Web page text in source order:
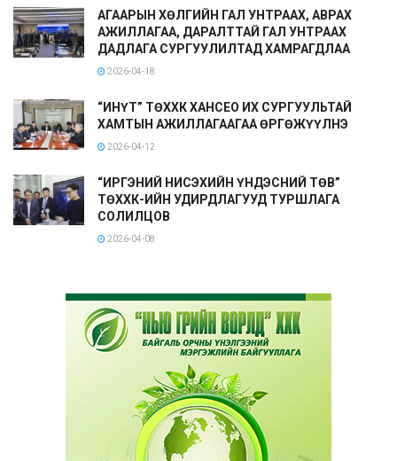
АГААРЫН ХӨЛГИЙН ГАЛ УНТРААХ, АВРАХ
АЖИЛЛАГАА, ДАРАЛТТАЙ ГАЛ УНТРААХ
ДАДЛАГА СУРГУУЛИЛТАД ХАМРАГДЛАА
2026-04-18
“ИНҮТ” ТӨХХК ХАНСЕО ИХ СУРГУУЛЬТАЙ
ХАМТЫН АЖИЛЛАГААГАА ӨРГӨЖҮҮЛНЭ
2026-04-12
“ИРГЭНИЙ НИСЭХИЙН ҮНДЭСНИЙ ТӨВ”
ТӨХХК-ИЙН УДИРДЛАГУУД ТУРШЛАГА
СОЛИЛЦОВ
2026-04-08